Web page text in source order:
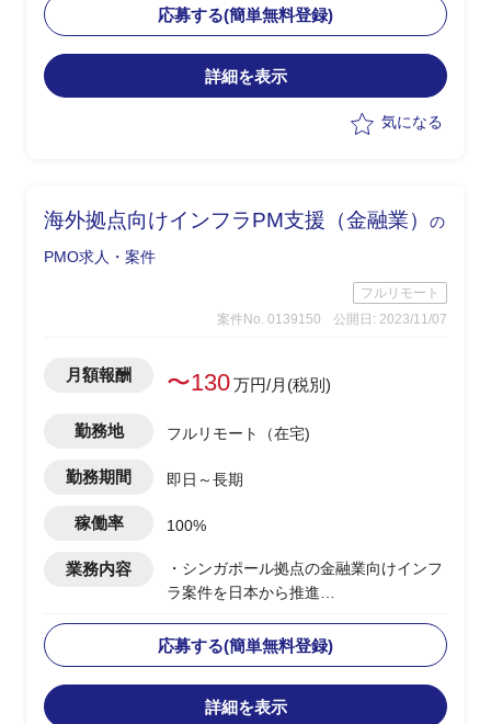
ド会社に対してインフラ領域の保守、開
発を行っている
・複数PJの横断的なPMO支援(課題管
理、進捗管理など)
・必要に応じて部門全体の組織改善施策
応募する(簡単無料登録)
詳細を表示
気になる
海外拠点向けインフラPM支援（金融業）
の
PMO求人・案件
フルリモート
案件No. 0139150
公開日: 2023/11/07
月額報酬 〜130万円/月(税別)
勤務地 フルリモート（在宅)
勤務期間 即日～長期
稼働率 100%
業務内容
・シンガポール拠点の金融業向けインフ
ラ案件を日本から推進
とコミュニケーションを取る
・複数PJの上流～環境構築までがスコー
プ
・英語での成果物作成/顧客内定例MTG
応募する(簡単無料登録)
詳細を表示